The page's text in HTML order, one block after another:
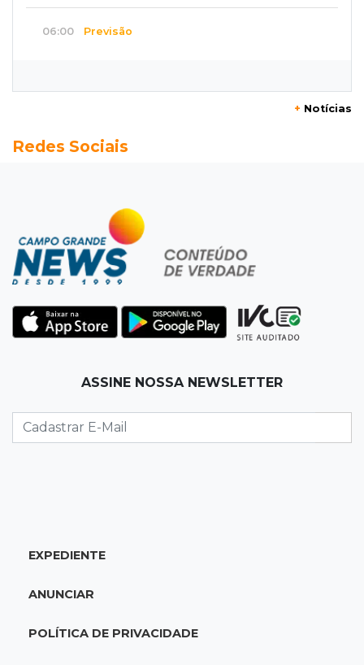
06:00 Previsão
Na fila do banco, ex-deputado faz campanha
Em Campo Grande
Técnico de carnes e resgatista são destaques
entre vagas abertas nesta 5ª
QUARTA, 05 DE AGOSTO
23:55 Vídeo
Chamas altas avançam sobre área de mata em
Pet shop vai indenizar tutor em R$ 5 mil por
vender Labrador "fake"
Denúncia leva ao resgate de irmãos deixados
+ Notícias
Redes Sociais
ASSINE NOSSA NEWSLETTER
EXPEDIENTE
ANUNCIAR
POLÍTICA DE PRIVACIDADE